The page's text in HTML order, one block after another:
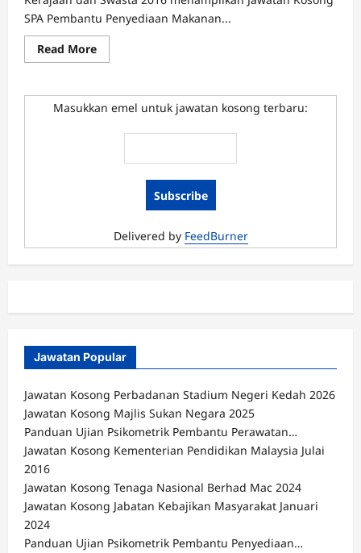
SPA Pembantu Penyediaan Makanan...
Read MoreRead
more
Kosong
SPA
Pembantu
Makanan
Masukkan emel untuk jawatan kosong terbaru:
Delivered by FeedBurner
Jawatan Popular
Jawatan Kosong Perbadanan Stadium Negeri Kedah 2026
Jawatan Kosong Majlis Sukan Negara 2025
Panduan Ujian Psikometrik Pembantu Perawatan…
Jawatan Kosong Kementerian Pendidikan Malaysia Julai
2016
Jawatan Kosong Tenaga Nasional Berhad Mac 2024
Jawatan Kosong Jabatan Kebajikan Masyarakat Januari
2024
Panduan Ujian Psikometrik Pembantu Penyediaan…